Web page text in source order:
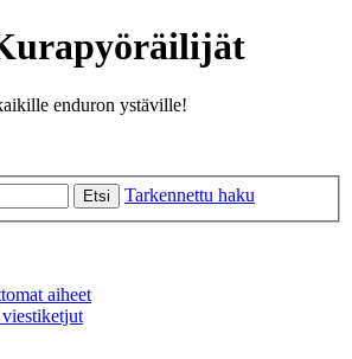
enduron ystäville!
Etsi Tarkennettu haku
aiheet